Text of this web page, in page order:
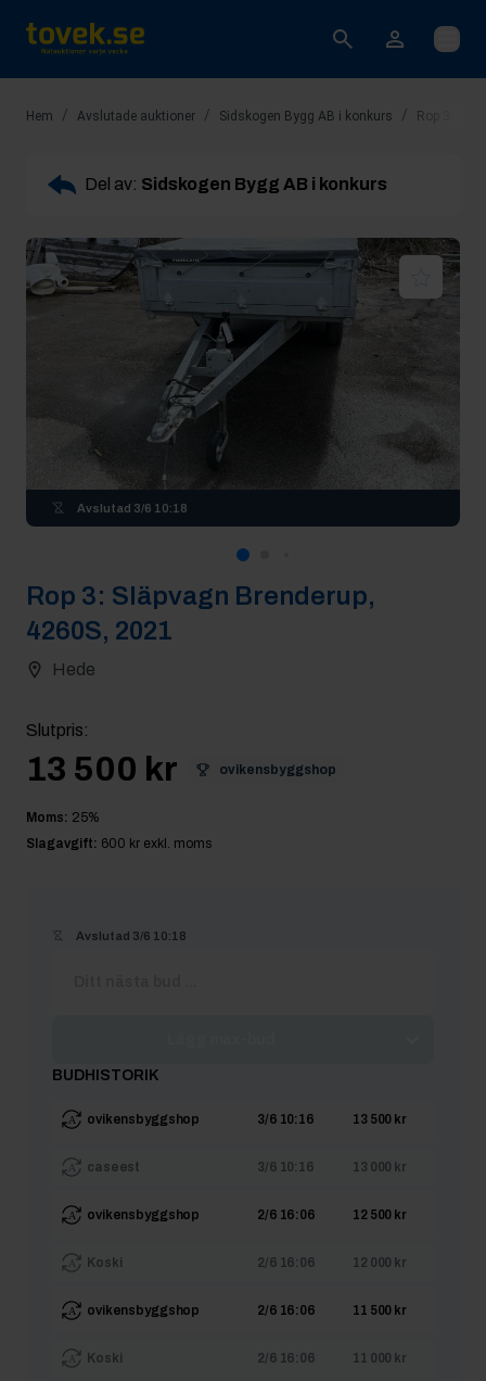
Öppna
Hem / Avslutade auktioner / Sidskogen Bygg AB i konkurs / Rop 3:
Del av: Sidskogen Bygg AB i konkurs
Avslutad 3/6 10:18
Rop 3: Släpvagn Brenderup,
4260S, 2021
Hede
Slutpris:
13 500 kr ovikensbyggshop
Moms: 25%
Slagavgift: 600 kr exkl. moms
Avslutad 3/6 10:18
BUDHISTORIK
ovikensbyggshop 3/6 10:16 13 500 kr
caseest 3/6 10:16 13 000 kr
ovikensbyggshop 2/6 16:06 12 500 kr
Koski 2/6 16:06 12 000 kr
ovikensbyggshop 2/6 16:06 11 500 kr
Koski 2/6 16:06 11 000 kr